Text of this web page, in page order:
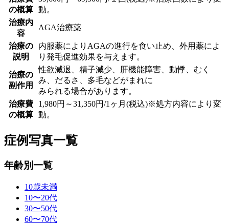
の概算 動。
治療内
容
AGA治療薬
治療の
説明
内服薬によりAGAの進行を食い止め、外用薬によ
り発毛促進効果を与えます。
治療の
副作用
性欲減退、精子減少、肝機能障害、動悸、むく
み、だるさ、多毛などがまれに
みられる場合があります。
治療費
の概算
1,980円～31,350円/1ヶ月(税込)※処方内容により変
動。
症例写真一覧
年齢別一覧
10歳未満
10〜20代
30〜50代
60〜70代